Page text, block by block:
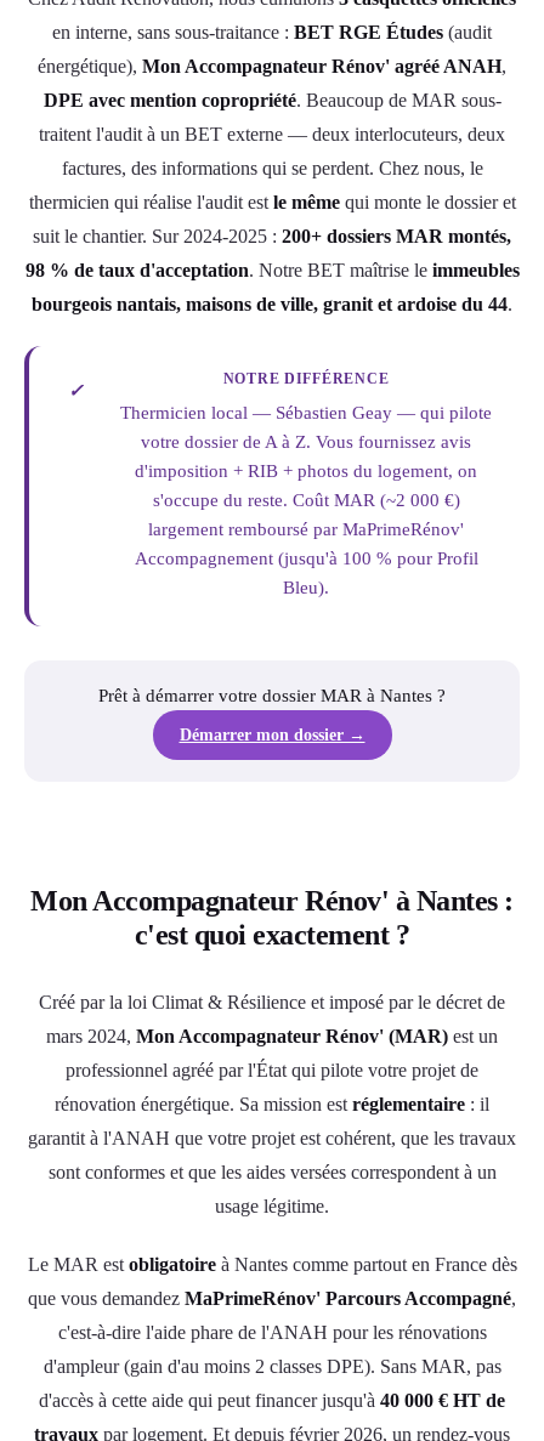
en interne, sans sous-traitance : BET RGE Études (audit
énergétique), Mon Accompagnateur Rénov' agréé ANAH,
DPE avec mention copropriété. Beaucoup de MAR sous-
traitent l'audit à un BET externe — deux interlocuteurs, deux
factures, des informations qui se perdent. Chez nous, le
thermicien qui réalise l'audit est le mêmequi monte le dossier et
suit le chantier. Sur 2024-2025 : 200+ dossiers MAR montés,
98 % de taux d'acceptation. Notre BET maîtrise le immeubles
bourgeois nantais, maisons de ville, granit et ardoise du 44.
✓
NOTRE DIFFÉRENCE
Thermicien local — Sébastien Geay — qui pilote
votre dossier de A à Z. Vous fournissez avis
d'imposition + RIB + photos du logement, on
s'occupe du reste. Coût MAR (~2 000 €)
largement remboursé par MaPrimeRénov'
Accompagnement (jusqu'à 100 % pour Profil
Bleu).
Prêt à démarrer votre dossier MAR à Nantes ?
Démarrer mon dossier →
Mon Accompagnateur Rénov' à Nantes :
c'est quoi exactement ?
Créé par la loi Climat & Résilience et imposé par le décret de
mars 2024, Mon Accompagnateur Rénov' (MAR) est un
professionnel agréé par l'État qui pilote votre projet de
rénovation énergétique. Sa mission est réglementaire : il
garantit à l'ANAH que votre projet est cohérent, que les travaux
sont conformes et que les aides versées correspondent à un
usage légitime.
Le MAR est obligatoireà Nantes comme partout en France dès
que vous demandez MaPrimeRénov' Parcours Accompagné,
c'est-à-dire l'aide phare de l'ANAH pour les rénovations
d'ampleur (gain d'au moins 2 classes DPE). Sans MAR, pas
d'accès à cette aide qui peut financer jusqu'à 40 000 € HT de
travaux par logement. Et depuis février 2026, un rendez-vous